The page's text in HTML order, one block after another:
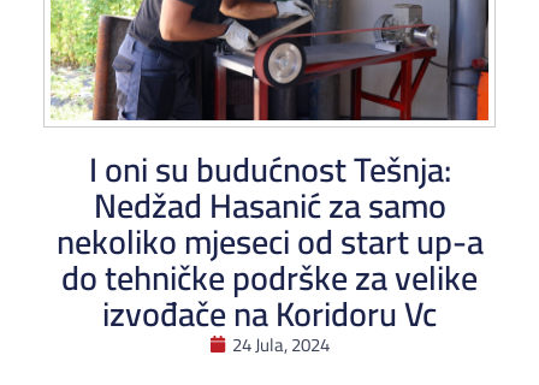
I oni su budućnost Tešnja:
Nedžad Hasanić za samo
nekoliko mjeseci od start up-a
do tehničke podrške za velike
izvođače na Koridoru Vc
24 Jula, 2024